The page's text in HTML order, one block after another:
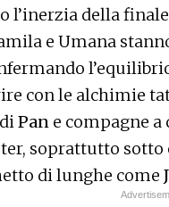
l’inerzia della
e Umana
con le alchimie
Pan e compagne
soprattutto sotto
di lunghe come